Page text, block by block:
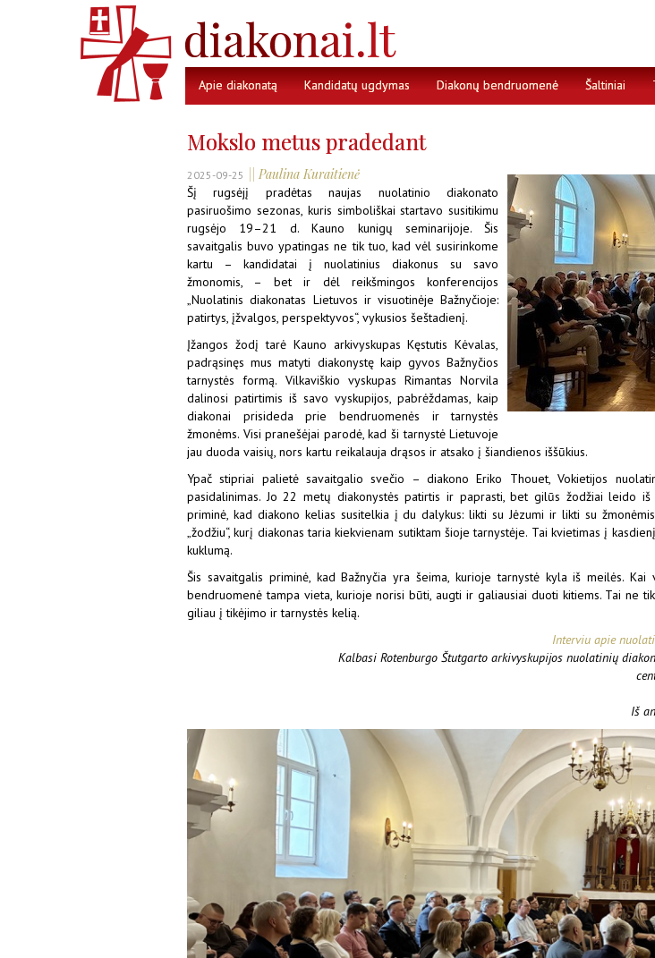
Apie diakonatą Kandidatų ugdymas Diakonų bendruomenė Šaltiniai
Mokslo metus pradedant
2025-09-25 || Paulina Kuraitienė
Šį rugsėjį pradėtas naujas nuolatinio diakonato
pasiruošimo sezonas, kuris simboliškai startavo susitikimu
rugsėjo 19–21 d. Kauno kunigų seminarijoje. Šis
savaitgalis buvo ypatingas ne tik tuo, kad vėl susirinkome
kartu – kandidatai į nuolatinius diakonus su savo
žmonomis, – bet ir dėl reikšmingos konferencijos
„Nuolatinis diakonatas Lietuvos ir visuotinėje Bažnyčioje:
patirtys, įžvalgos, perspektyvos“, vykusios šeštadienį.
Įžangos žodį tarė Kauno arkivyskupas Kęstutis Kėvalas,
padrąsinęs mus matyti diakonystę kaip gyvos Bažnyčios
tarnystės formą. Vilkaviškio vyskupas Rimantas Norvila
dalinosi patirtimis iš savo vyskupijos, pabrėždamas, kaip
diakonai prisideda prie bendruomenės ir tarnystės
žmonėms. Visi pranešėjai parodė, kad ši tarnystė Lietuvoje
jau duoda vaisių, nors kartu reikalauja drąsos ir atsako į šiandienos iššūkius.
Ypač stipriai palietė savaitgalio svečio – diakono Eriko Thouet, Vokietijos
pasidalinimas. Jo 22 metų diakonystės patirtis ir paprasti, bet gilūs žodžiai leido iš
priminė, kad diakono kelias susitelkia į du dalykus: likti su Jėzumi ir likti su
„žodžiu“, kurį diakonas taria kiekvienam sutiktam šioje tarnystėje. Tai kvietimas į
kuklumą.
Šis savaitgalis priminė, kad Bažnyčia yra šeima, kurioje tarnystė kyla iš meilės.
bendruomenė tampa vieta, kurioje norisi būti, augti ir galiausiai duoti kitiems. Tai ne
giliau į tikėjimo ir tarnystės kelią.
Interviu apie
Kalbasi Rotenburgo Štutgarto arkivyskupijos nuolatinių
Iš